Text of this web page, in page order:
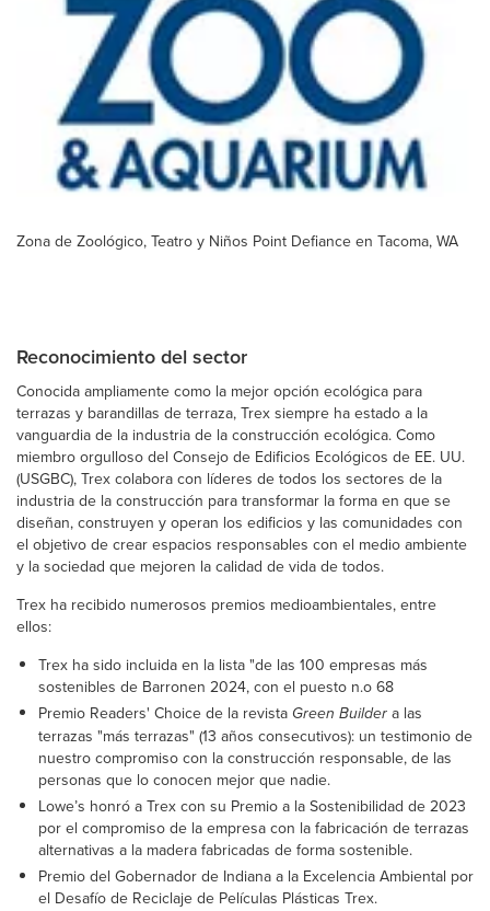
Zona de Zoológico, Teatro y Niños Point Defiance en Tacoma, WA
Reconocimiento del sector
Conocida ampliamente como la mejor opción ecológica para
terrazas y barandillas de terraza, Trex siempre ha estado a la
vanguardia de la industria de la construcción ecológica. Como
miembro orgulloso del Consejo de Edificios Ecológicos de EE. UU.
(USGBC), Trex colabora con líderes de todos los sectores de la
industria de la construcción para transformar la forma en que se
diseñan, construyen y operan los edificios y las comunidades con
el objetivo de crear espacios responsables con el medio ambiente
y la sociedad que mejoren la calidad de vida de todos.
Trex ha recibido numerosos premios medioambientales, entre
ellos:
Trex ha sido incluida en la lista "de las 100 empresas más
sostenibles de Barronen 2024, con el puesto n.o 68
Premio Readers' Choice de la revista Green Builder a las
terrazas "más terrazas" (13 años consecutivos): un testimonio de
nuestro compromiso con la construcción responsable, de las
personas que lo conocen mejor que nadie.
Lowe’s honró a Trex con su Premio a la Sostenibilidad de 2023
por el compromiso de la empresa con la fabricación de terrazas
alternativas a la madera fabricadas de forma sostenible.
Premio del Gobernador de Indiana a la Excelencia Ambiental por
el Desafío de Reciclaje de Películas Plásticas Trex.